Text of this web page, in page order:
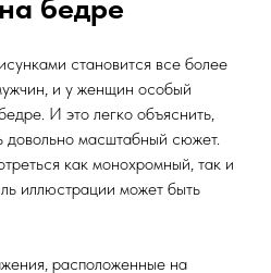
на бедре
становится все более
и у женщин особый
И это легко объяснить,
довольно масштабный сюжет.
как монохромный, так и
иллюстрации может быть
расположенные на